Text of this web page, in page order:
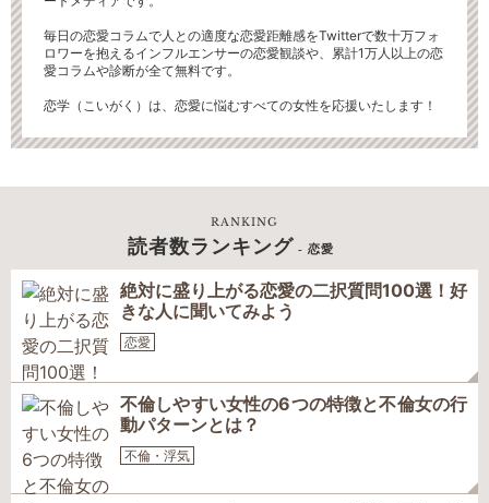
毎日の恋愛コラムで人との適度な恋愛距離感をTwitterで数十万フォ
ロワーを抱えるインフルエンサーの恋愛観談や、累計1万人以上の恋
愛コラムや診断が全て無料です。
恋学（こいがく）は、恋愛に悩むすべての女性を応援いたします！
RANKING
読者数ランキング - 恋愛
絶対に盛り上がる恋愛の二択質問100選！好
きな人に聞いてみよう
恋愛
不倫しやすい女性の6つの特徴と不倫女の行
動パターンとは？
不倫・浮気